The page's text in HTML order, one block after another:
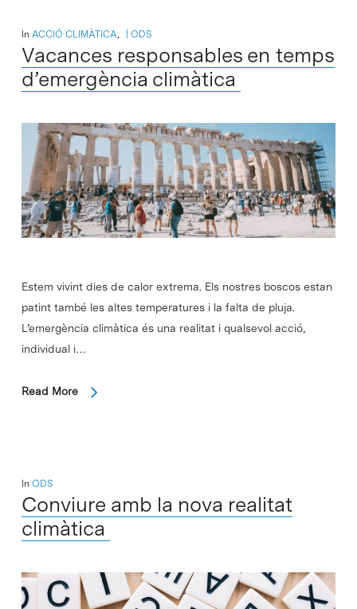
In ACCIÓ CLIMÀTICA ODS
Vacances responsables en temps
d’emergència climàtica
Estem vivint dies de calor extrema. Els nostres boscos estan
patint també les altes temperatures i la falta de pluja.
L’emergència climàtica és una realitat i qualsevol acció,
individual i…
Read More
In ODS
Conviure amb la nova realitat
climàtica